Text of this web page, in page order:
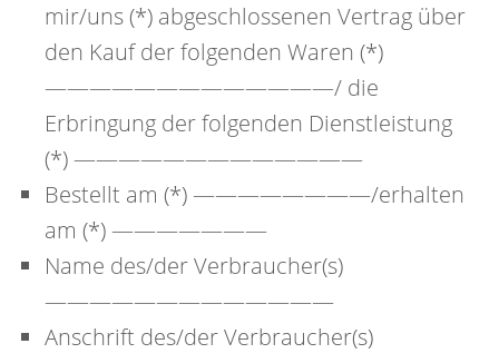
mir/uns (*) abgeschlossenen Vertrag über
den Kauf der folgenden Waren (*)
—————————————/ die
Erbringung der folgenden Dienstleistung
(*) —————————————
Bestellt am (*) ————————/erhalten
am (*) ———————
Name des/der Verbraucher(s)
—————————————
Anschrift des/der Verbraucher(s)